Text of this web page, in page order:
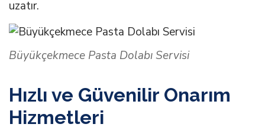
uzatır.
Büyükçekmece Pasta Dolabı Servisi
Hızlı ve Güvenilir Onarım
Hizmetleri